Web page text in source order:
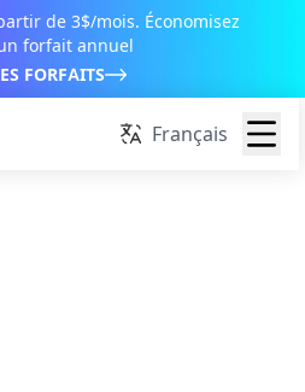
de 3$/mois. Économisez
forfait annuel
FORFAITS
Français